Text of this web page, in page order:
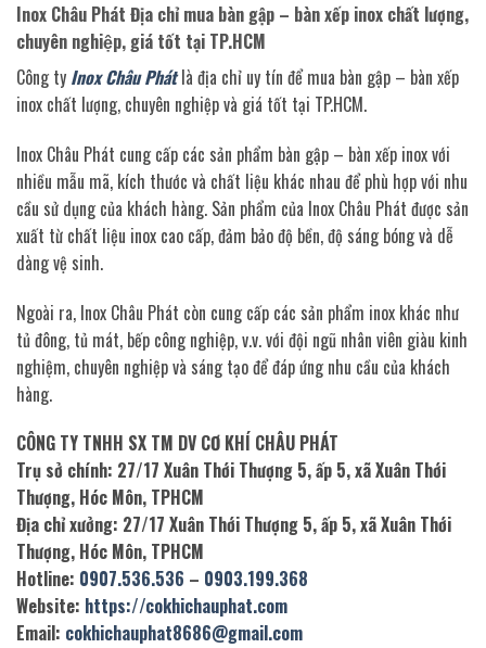
Inox Châu Phát Địa chỉ mua bàn gập – bàn xếp inox chất lượng,
chuyên nghiệp, giá tốt tại TP.HCM
Công ty Inox Châu Phátlà địa chỉ uy tín để mua bàn gập – bàn xếp
inox chất lượng, chuyên nghiệp và giá tốt tại TP.HCM.
Inox Châu Phát cung cấp các sản phẩm bàn gập – bàn xếp inox với
nhiều mẫu mã, kích thước và chất liệu khác nhau để phù hợp với nhu
cầu sử dụng của khách hàng. Sản phẩm của Inox Châu Phát được sản
xuất từ chất liệu inox cao cấp, đảm bảo độ bền, độ sáng bóng và dễ
dàng vệ sinh.
Ngoài ra, Inox Châu Phát còn cung cấp các sản phẩm inox khác như
tủ đông, tủ mát, bếp công nghiệp, v.v. với đội ngũ nhân viên giàu kinh
nghiệm, chuyên nghiệp và sáng tạo để đáp ứng nhu cầu của khách
hàng.
CÔNG TY TNHH SX TM DV CƠ KHÍ CHÂU PHÁT
Trụ sở chính: 27/17 Xuân Thới Thượng 5, ấp 5, xã Xuân Thới
Thượng, Hóc Môn, TPHCM
Địa chỉ xưởng: 27/17 Xuân Thới Thượng 5, ấp 5, xã Xuân Thới
Thượng, Hóc Môn, TPHCM
Hotline: 0907.536.536 – 0903.199.368
Website: https://cokhichauphat.com
Email: cokhichauphat8686@gmail.com